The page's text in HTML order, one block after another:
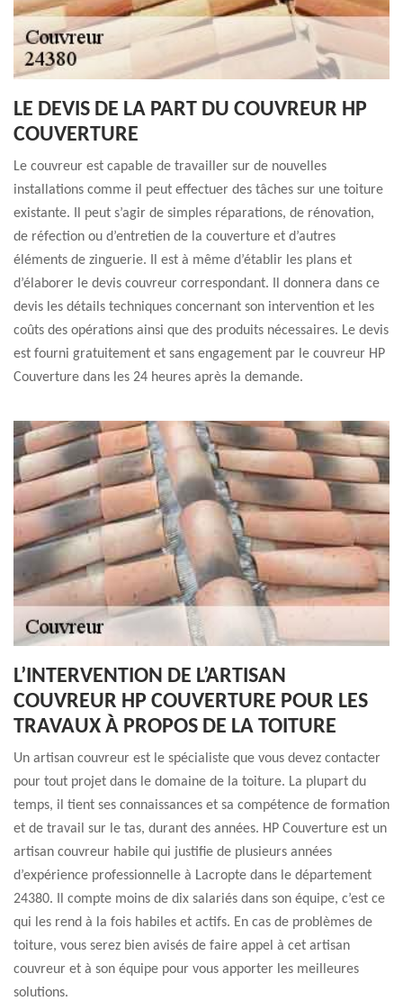
LE DEVIS DE LA PART DU COUVREUR HP
COUVERTURE
Le couvreur est capable de travailler sur de nouvelles
installations comme il peut effectuer des tâches sur une toiture
existante. Il peut s’agir de simples réparations, de rénovation,
de réfection ou d’entretien de la couverture et d’autres
éléments de zinguerie. Il est à même d’établir les plans et
d’élaborer le devis couvreur correspondant. Il donnera dans ce
devis les détails techniques concernant son intervention et les
coûts des opérations ainsi que des produits nécessaires. Le devis
est fourni gratuitement et sans engagement par le couvreur HP
Couverture dans les 24 heures après la demande.
L’INTERVENTION DE L’ARTISAN
COUVREUR HP COUVERTURE POUR LES
TRAVAUX À PROPOS DE LA TOITURE
Un artisan couvreur est le spécialiste que vous devez contacter
pour tout projet dans le domaine de la toiture. La plupart du
temps, il tient ses connaissances et sa compétence de formation
et de travail sur le tas, durant des années. HP Couverture est un
artisan couvreur habile qui justifie de plusieurs années
d’expérience professionnelle à Lacropte dans le département
24380. Il compte moins de dix salariés dans son équipe, c’est ce
qui les rend à la fois habiles et actifs. En cas de problèmes de
toiture, vous serez bien avisés de faire appel à cet artisan
couvreur et à son équipe pour vous apporter les meilleures
solutions.